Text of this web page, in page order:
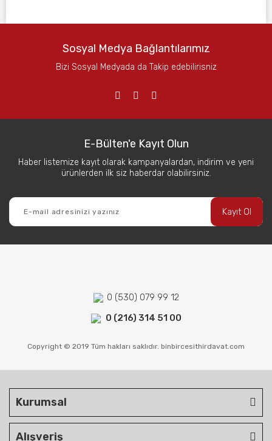
Sosyal Medya Bağlantılarımız
Bizi Sosyal Medyada da Takip edebilirisniz
E-Bülten'e Kayıt Olun
Haber listemize kayıt olarak kampanyalardan, indirim ve yeni
ürünlerden ilk siz haberdar olabilirsiniz.
Kayıt Ol
0 (530) 079 99 12
0 (216) 314 51 00
Copyright © 2019 Tüm hakları saklıdır. binbircesithirdavat.com
Kurumsal
Alışveriş